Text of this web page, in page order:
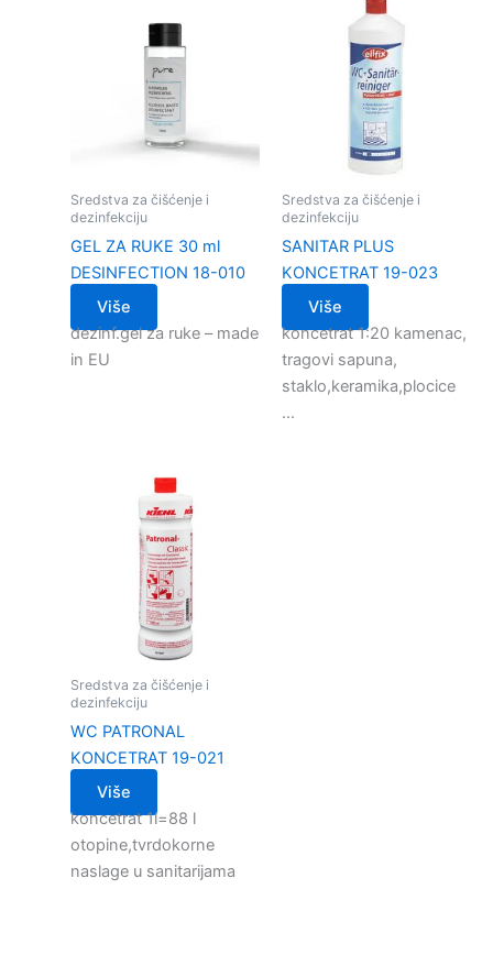
Sredstva za čišćenje i
dezinfekciju
GEL ZA RUKE 30 ml
DESINFECTION 18-010
Više
dezinf.gel za ruke – made
in EU
Sredstva za čišćenje i
dezinfekciju
SANITAR PLUS
KONCETRAT 19-023
Više
koncetrat 1:20 kamenac,
tragovi sapuna,
staklo,keramika,plocice
…
Sredstva za čišćenje i
dezinfekciju
WC PATRONAL
KONCETRAT 19-021
Više
koncetrat 1l=88 l
otopine,tvrdokorne
naslage u sanitarijama